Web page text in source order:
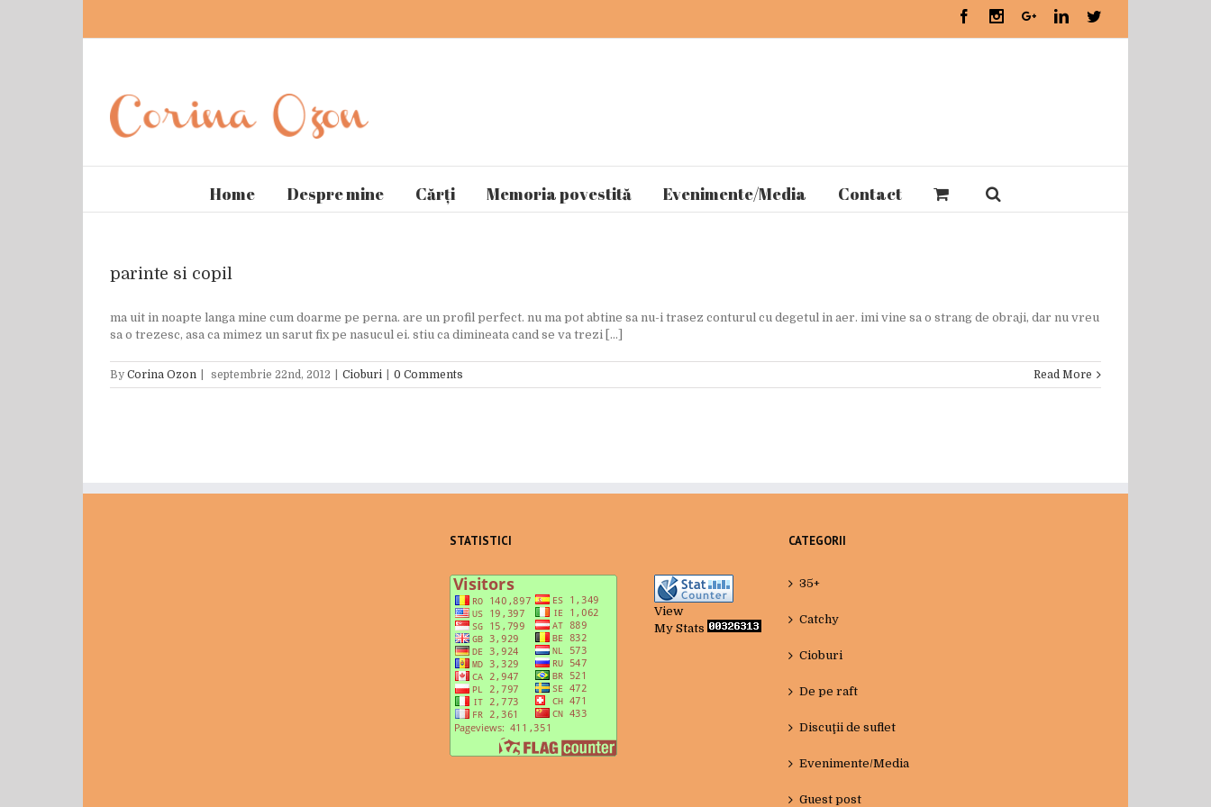
FacebookInstagramGoogle+LinkedinTwitter
Home Despre mine Cărți Memoria povestită Evenimente/Media Contact
parinte si copil
ma uit in noapte langa mine cum doarme pe perna. are un profil perfect. nu ma pot abtine sa nu-i trasez conturul cu degetul in aer. imi vine sa o strang de obraji, dar nu vreu
sa o trezesc, asa ca mimez un sarut fix pe nasucul ei. stiu ca dimineata cand se va trezi [...]
By Corina Ozon septembrie 22nd, 2012 Cioburi 0 Comments Read More
STATISTICI
View
My Stats
CATEGORII
35+
Catchy
Cioburi
De pe raft
Discuţii de suflet
Evenimente/Media
Guest post